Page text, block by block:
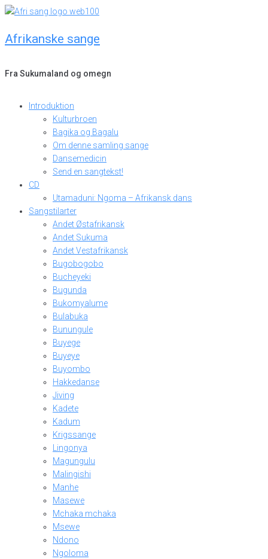
Skip
content
Afrikanske sange
Fra Sukumaland og omegn
Introduktion
Kulturbroen
Bagika og Bagalu
Om denne samling sange
Dansemedicin
Send en sangtekst!
CD
Utamaduni: Ngoma – Afrikansk dans
Sangstilarter
Andet Østafrikansk
Andet Sukuma
Andet Vestafrikansk
Bugobogobo
Bucheyeki
Bugunda
Bukomyalume
Bulabuka
Bunungule
Buyege
Buyeye
Buyombo
Hakkedanse
Jiving
Kadete
Kadum
Krigssange
Lingonya
Magungulu
Malingishi
Manhe
Masewe
Mchaka mchaka
Msewe
Ndono
Ngoloma